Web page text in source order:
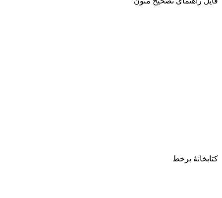
کتابخانۀ برخط